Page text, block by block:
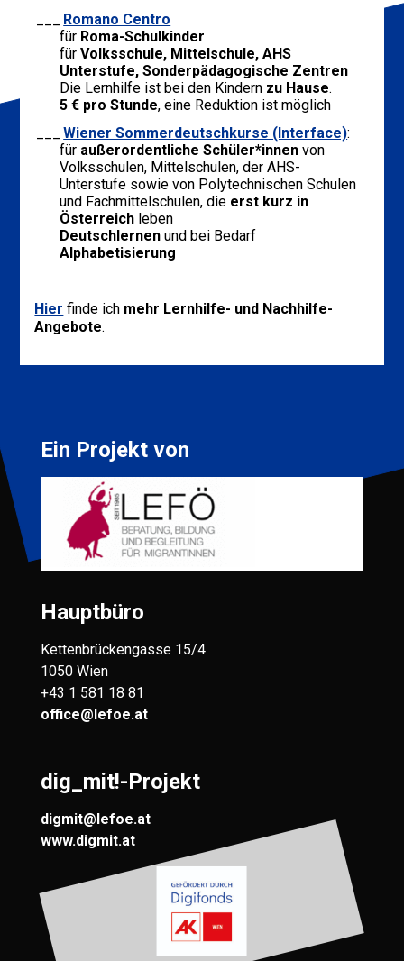
Romano Centro
für Roma-Schulkinder
für Volksschule, Mittelschule, AHS
Unterstufe, Sonderpädagogische Zentren
Die Lernhilfe ist bei den Kindern zu Hause.
5 € pro Stunde, eine Reduktion ist möglich
Wiener Sommerdeutschkurse (Interface):
für außerordentliche Schüler*innenvon
Volksschulen, Mittelschulen, der AHS-
Unterstufe sowie von Polytechnischen Schulen
und Fachmittelschulen, die erst kurz in
Österreichleben
Deutschlernenund bei Bedarf
Alphabetisierung
Hier finde ich mehr Lernhilfe- und Nachhilfe-
Angebote.
Ein Projekt von
Hauptbüro
Kettenbrückengasse 15/4
1050 Wien
+43 1 581 18 81
office@lefoe.at
dig_mit!-Projekt
digmit@lefoe.at
www.digmit.at